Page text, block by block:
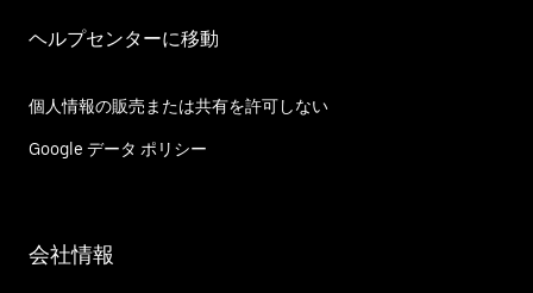
ヘルプセンターに移動
個人情報の販売または共有を許可しない
Google データ ポリシー
会社情報